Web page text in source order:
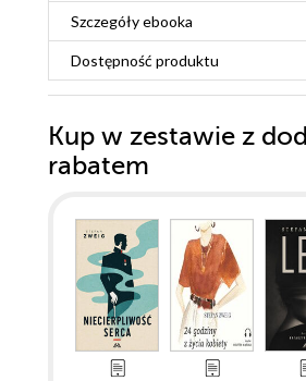
Szczegółyebooka
Dostępność produktu
Kup w zestawie z
rabatem